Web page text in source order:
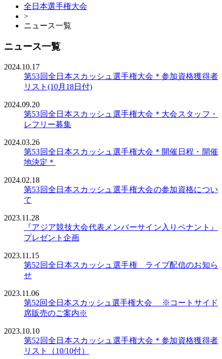
全日本選手権大会
>
ニュース一覧
ニュース一覧
2024.10.17
第53回全日本スカッシュ選手権大会＊参加資格獲得者
リスト(10月18日付)
2024.09.20
第53回全日本スカッシュ選手権大会＊大会スタッフ・
レフリー募集
2024.03.26
第53回全日本スカッシュ選手権大会＊開催日程・開催
地決定＊
2024.02.18
第53回全日本スカッシュ選手権大会の参加資格につい
て
2023.11.28
『アジア競技大会代表メンバーサイン入りペナント』
プレゼント企画
2023.11.15
第52回全日本スカッシュ選手権 ライブ配信のお知ら
せ
2023.11.06
第52回全日本スカッシュ選手権大会 ※コートサイド
席販売のご案内※
2023.10.10
第52回全日本スカッシュ選手権大会＊参加資格獲得者
リスト（10/10付）